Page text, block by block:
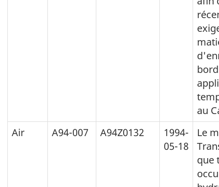
au
Air
A94-007 A94Z0132
1994-
05-18
Le
que